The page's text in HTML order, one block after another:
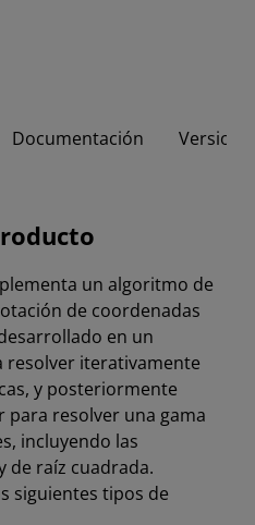
Documentación
un algoritmo de
de coordenadas
en un
iterativamente
y posteriormente
para resolver una gama
incluyendo las
de raíz cuadrada.
siguientes tipos de